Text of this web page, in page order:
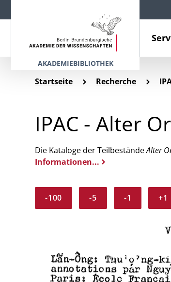
AKADEMIEBIBLIOTHEK
Startseite Recherche
IPAC - Alter
Die Kataloge der TeilbeständeAlter
Informationen...
-100 -5 -1 +1